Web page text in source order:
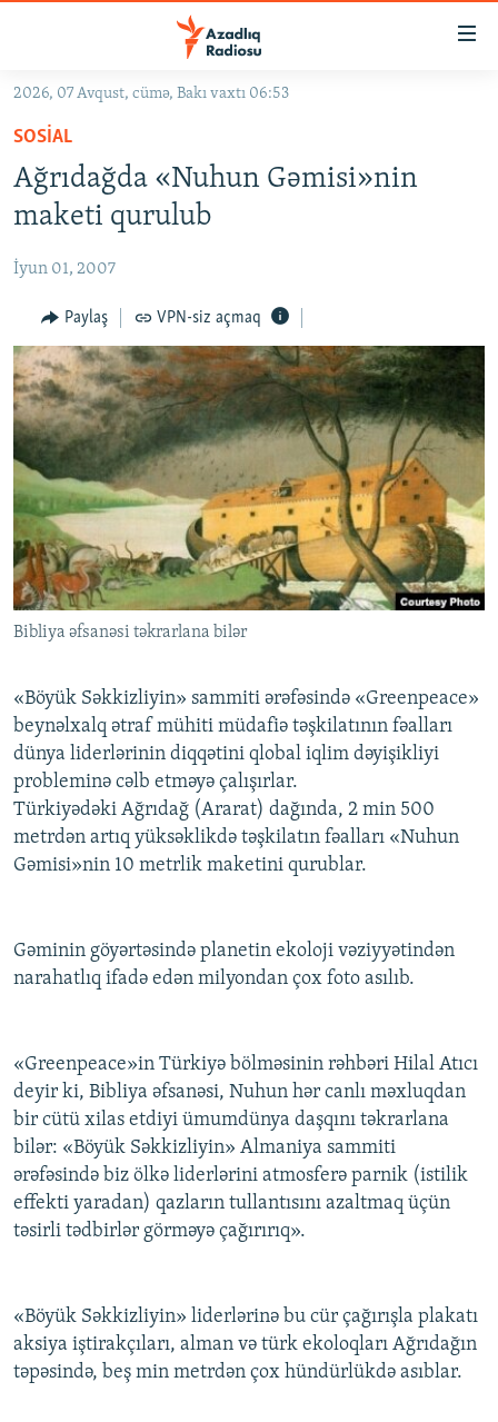
Əsas
qayıt
Əsas
naviqasiyaya
qayıt
Axtarışa
keç
GÜNDƏM
#İZAHLA
KORRUPSIOMETR
FƏRQƏ BAX
QANUNI DOĞRU
ARAŞDIRMA
MULTIMEDIA
VIDEO
FOTOQALEREYA
İNFOQRAFIKA
KARIKATURA
RADIO ARXIV
OXU ZALI
AZƏRBAYCAN ƏDƏBIYYATI KITABXANASI
İSLAM VƏ DEMOKRATIYA
İZ - MƏDƏNIYYƏT PROQRAMI
HAQQIMIZDA
MISSIYAMIZ
PEŞƏ ETIKASI VƏ JURNALISTIKA STANDARTLARIMIZ
MATERIALLARIMIZDAN ISTIFADƏ
AZADLIQRADIOSU MOBIL TELEFONUNUZDA
XƏBƏR BÜLLETENLƏRIMIZ
BIZI IZLƏ
RFE/RL-in bütün saytları
2026, 07 Avqust, cümə, Bakı vaxtı 06:53
SOSIAL
Ağrıdağda «Nuhun Gəmisi»nin
maketi qurulub
İyun 01, 2007
Paylaş VPN-siz açmaq
Bibliya əfsanəsi təkrarlana bilər
«Böyük Səkkizliyin» sammiti ərəfəsində «Greenpeace»
beynəlxalq ətraf mühiti müdafiə təşkilatının fəalları
dünya liderlərinin diqqətini qlobal iqlim dəyişikliyi
probleminə cəlb etməyə çalışırlar.
Türkiyədəki Ağrıdağ (Ararat) dağında, 2 min 500
metrdən artıq yüksəklikdə təşkilatın fəalları «Nuhun
Gəmisi»nin 10 metrlik maketini qurublar.
Gəminin göyərtəsində planetin ekoloji vəziyyətindən
narahatlıq ifadə edən milyondan çox foto asılıb.
«Greenpeace»in Türkiyə bölməsinin rəhbəri Hilal Atıcı
deyir ki, Bibliya əfsanəsi, Nuhun hər canlı məxluqdan
bir cütü xilas etdiyi ümumdünya daşqını təkrarlana
bilər: «Böyük Səkkizliyin» Almaniya sammiti
ərəfəsində biz ölkə liderlərini atmosferə parnik (istilik
effekti yaradan) qazların tullantısını azaltmaq üçün
təsirli tədbirlər görməyə çağırırıq».
«Böyük Səkkizliyin» liderlərinə bu cür çağırışla plakatı
aksiya iştirakçıları, alman və türk ekoloqları Ağrıdağın
təpəsində, beş min metrdən çox hündürlükdə asıblar.